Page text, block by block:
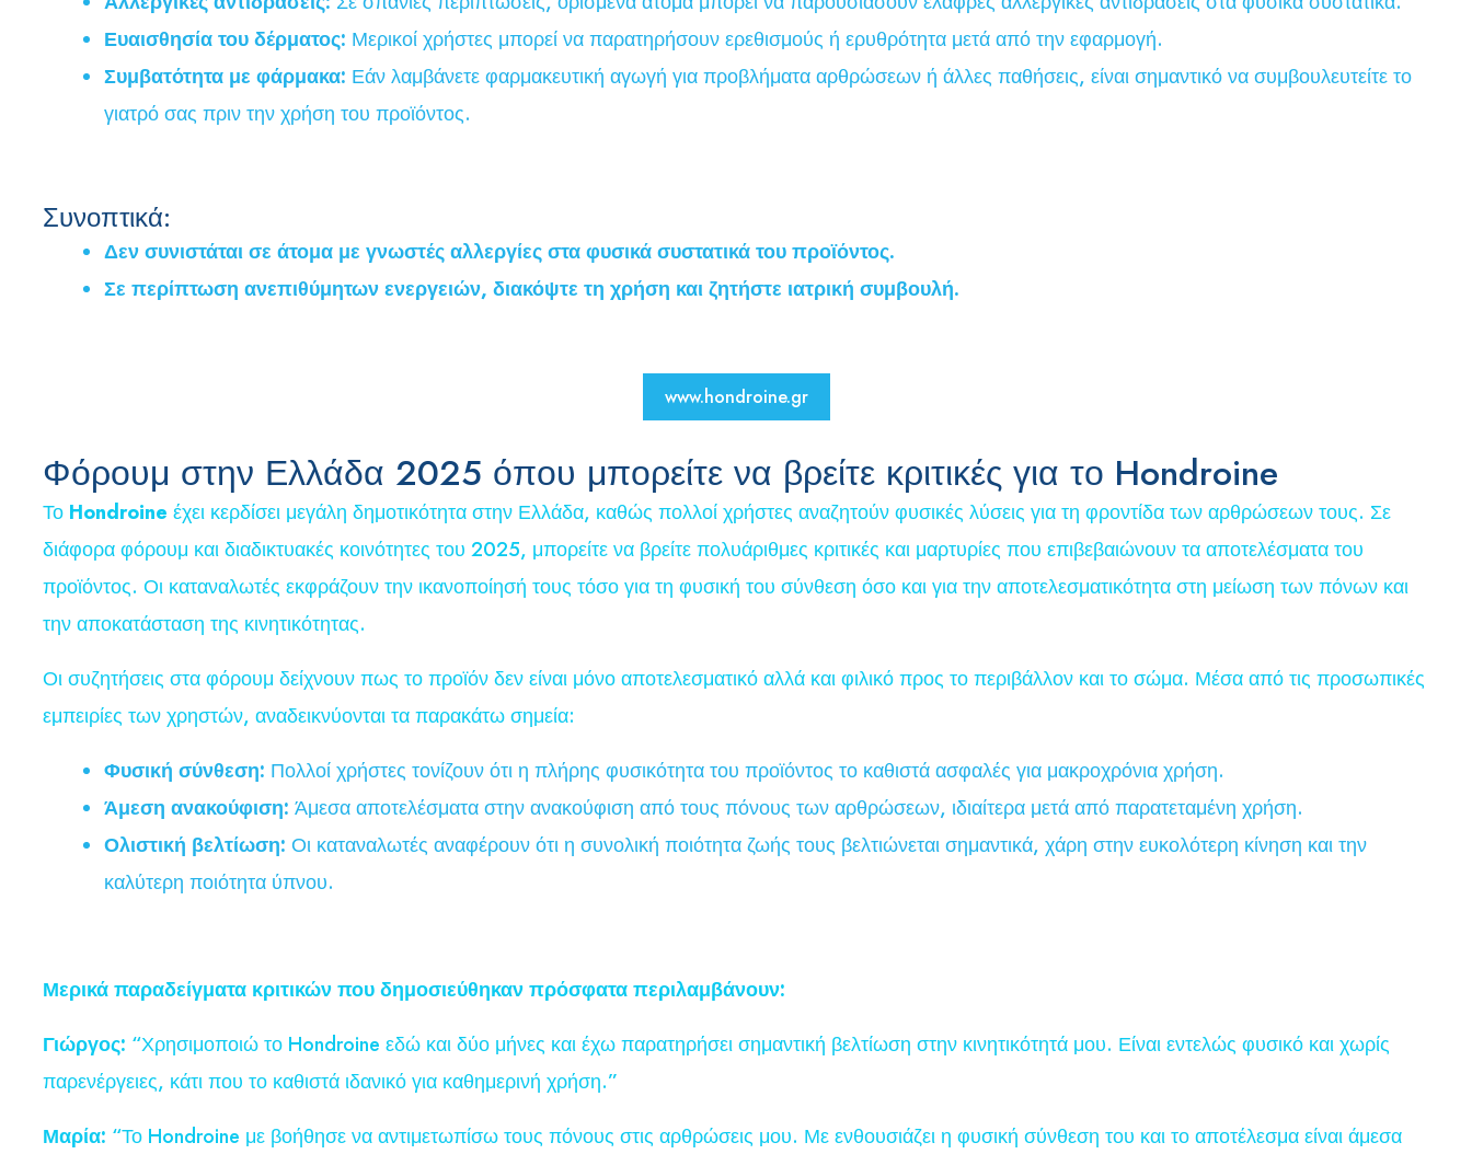
Ευαισθησία του δέρματος: Μερικοί χρήστες μπορεί να παρατηρήσουν ερεθισμούς ή ερυθρότητα μετά από την εφαρμογή.
Συμβατότητα με φάρμακα: Εάν λαμβάνετε φαρμακευτική αγωγή για προβλήματα αρθρώσεων ή άλλες παθήσεις, είναι σημαντικό να συμβουλευτείτε το
γιατρό σας πριν την χρήση του προϊόντος.
Συνοπτικά:
Δεν συνιστάται σε άτομα με γνωστές αλλεργίες στα φυσικά συστατικά του προϊόντος.
Σε περίπτωση ανεπιθύμητων ενεργειών, διακόψτε τη χρήση και ζητήστε ιατρική συμβουλή.
www.hondroine.gr
Φόρουμ στην Ελλάδα 2025 όπου μπορείτε να βρείτε κριτικές για το Hondroine
Το Hondroine έχει κερδίσει μεγάλη δημοτικότητα στην Ελλάδα, καθώς πολλοί χρήστες αναζητούν φυσικές λύσεις για τη φροντίδα των αρθρώσεων τους. Σε
διάφορα φόρουμ και διαδικτυακές κοινότητες του 2025, μπορείτε να βρείτε πολυάριθμες κριτικές και μαρτυρίες που επιβεβαιώνουν τα αποτελέσματα του
προϊόντος. Οι καταναλωτές εκφράζουν την ικανοποίησή τους τόσο για τη φυσική του σύνθεση όσο και για την αποτελεσματικότητα στη μείωση των πόνων και
την αποκατάσταση της κινητικότητας.
Οι συζητήσεις στα φόρουμ δείχνουν πως το προϊόν δεν είναι μόνο αποτελεσματικό αλλά και φιλικό προς το περιβάλλον και το σώμα. Μέσα από τις προσωπικές
εμπειρίες των χρηστών, αναδεικνύονται τα παρακάτω σημεία:
Φυσική σύνθεση: Πολλοί χρήστες τονίζουν ότι η πλήρης φυσικότητα του προϊόντος το καθιστά ασφαλές για μακροχρόνια χρήση.
Άμεση ανακούφιση: Άμεσα αποτελέσματα στην ανακούφιση από τους πόνους των αρθρώσεων, ιδιαίτερα μετά από παρατεταμένη χρήση.
Ολιστική βελτίωση: Οι καταναλωτές αναφέρουν ότι η συνολική ποιότητα ζωής τους βελτιώνεται σημαντικά, χάρη στην ευκολότερη κίνηση και την
καλύτερη ποιότητα ύπνου.
Μερικά παραδείγματα κριτικών που δημοσιεύθηκαν πρόσφατα περιλαμβάνουν:
Γιώργος: “Χρησιμοποιώ το Hondroine εδώ και δύο μήνες και έχω παρατηρήσει σημαντική βελτίωση στην κινητικότητά μου. Είναι εντελώς φυσικό και χωρίς
παρενέργειες, κάτι που το καθιστά ιδανικό για καθημερινή χρήση.”
Μαρία: “Το Hondroine με βοήθησε να αντιμετωπίσω τους πόνους στις αρθρώσεις μου. Με ενθουσιάζει η φυσική σύνθεση του και το αποτέλεσμα είναι άμεσα